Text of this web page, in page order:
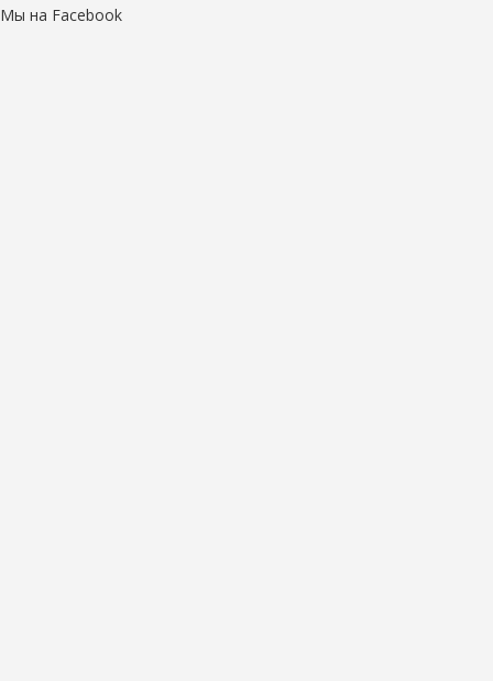
Мы на Facebook